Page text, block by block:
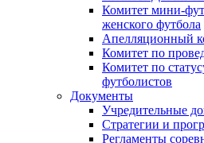
Комитет мини-
женского футбола
Апелляционный
Комитет по
Комитет по
футболистов
Документы
Учредительные
Стратегии и
Регламенты